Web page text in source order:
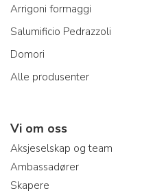
Arrigoni formaggi
Salumificio Pedrazzoli
Domori
Alle produsenter
Vi om oss
Aksjeselskap og team
Ambassadører
Skapere